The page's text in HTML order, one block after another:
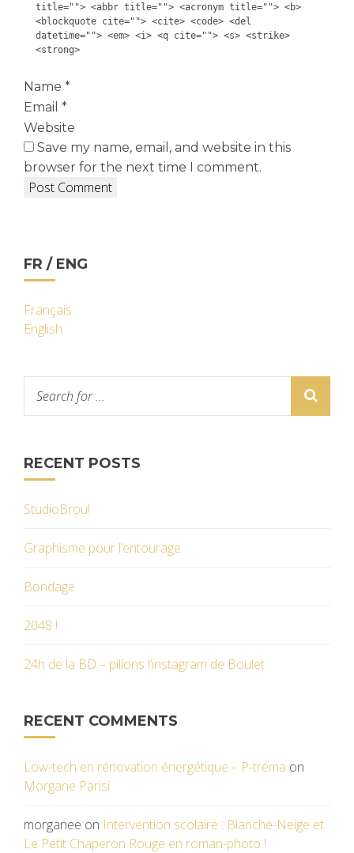
title=""> <abbr title=""> <acronym title=""> <b>
<blockquote cite=""> <cite> <code> <del
datetime=""> <em> <i> <q cite=""> <s> <strike>
<strong>
Name *
Email *
Website
Save my name, email, and website in this
browser for the next time I comment.
FR / ENG
Français
English
RECENT POSTS
StudioBrou!
Graphisme pour l’entourage
Bondage
2048 !
24h de la BD – pillons l’instagram de Boulet
RECENT COMMENTS
Low-tech en rénovation énergétique – P-tréma on
Morgane Parisi
morganee on Intervention scolaire : Blanche-Neige et
Le Petit Chaperon Rouge en roman-photo !